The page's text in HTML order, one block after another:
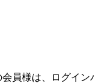
員様は、ログイ